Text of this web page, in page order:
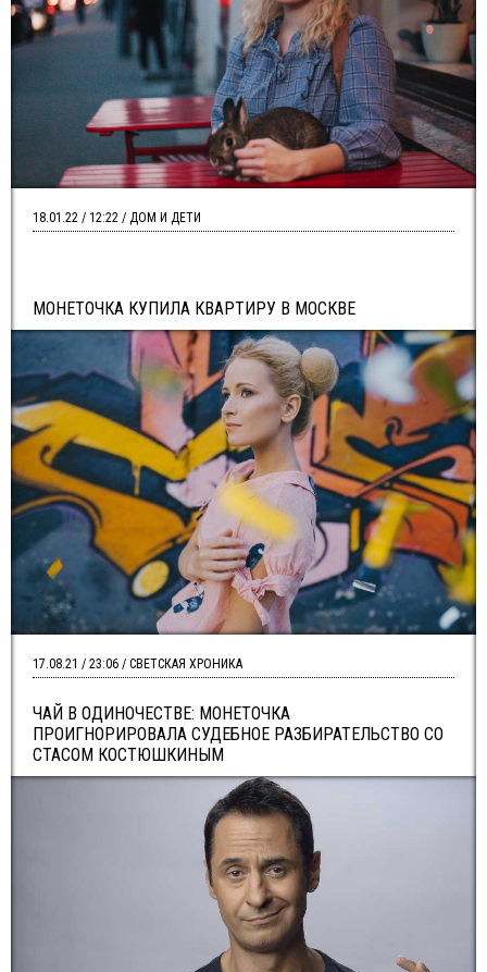
МОНЕТОЧКА КУПИЛА КВАРТИРУ В МОСКВЕ
18.01.22 / 12:22 / ДОМ И ДЕТИ
ЧАЙ В ОДИНОЧЕСТВЕ: МОНЕТОЧКА
ПРОИГНОРИРОВАЛА СУДЕБНОЕ РАЗБИРАТЕЛЬСТВО СО
СТАСОМ КОСТЮШКИНЫМ
17.08.21 / 23:06 / СВЕТСКАЯ ХРОНИКА